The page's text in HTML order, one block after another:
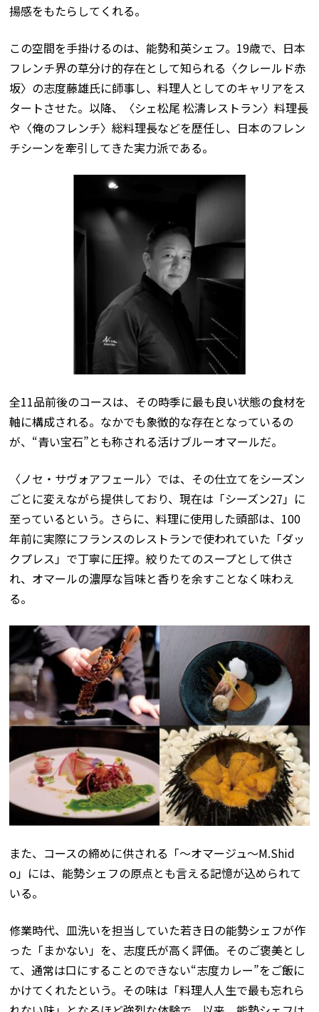
揚感をもたらしてくれる。
この空間を手掛けるのは、能勢和英シェフ。19歳で、日本
フレンチ界の草分け的存在として知られる〈クレールド赤
坂〉の志度藤雄氏に師事し、料理人としてのキャリアをス
タートさせた。以降、〈シェ松尾 松濤レストラン〉料理長
や〈俺のフレンチ〉総料理長などを歴任し、日本のフレン
チシーンを牽引してきた実力派である。
全11品前後のコースは、その時季に最も良い状態の食材を
軸に構成される。なかでも象徴的な存在となっているの
が、“青い宝石”とも称される活けブルーオマールだ。
〈ノセ・サヴォアフェール〉では、その仕立てをシーズン
ごとに変えながら提供しており、現在は「シーズン27」に
至っているという。さらに、料理に使用した頭部は、100
年前に実際にフランスのレストランで使われていた「ダッ
クプレス」で丁寧に圧搾。絞りたてのスープとして供さ
れ、オマールの濃厚な旨味と香りを余すことなく味わえ
る。
また、コースの締めに供される「～オマージュ～M.Shid
o」には、能勢シェフの原点とも言える記憶が込められて
いる。
修業時代、皿洗いを担当していた若き日の能勢シェフが作
った「まかない」を、志度氏が高く評価。そのご褒美とし
て、通常は口にすることのできない“志度カレー”をご飯に
かけてくれたという。その味は「料理人人生で最も忘れら